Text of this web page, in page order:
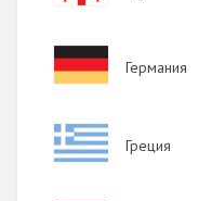
Image
Германия
Image
Греция